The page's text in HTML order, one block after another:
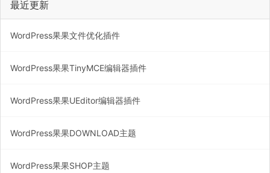
最近更新
WordPress果果文件优化插件
WordPress果果TinyMCE编辑器插件
WordPress果果UEditor编辑器插件
WordPress果果DOWNLOAD主题
WordPress果果SHOP主题